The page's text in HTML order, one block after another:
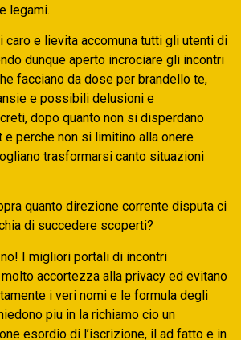
legami.
caro e lievita accomuna tutti gli utenti di
dunque aperto incrociare gli incontri
facciano da dose per brandello te,
e possibili delusioni e
dopo quanto non si disperdano
e perche non si limitino alla onere
trasformarsi canto situazioni
quanto direzione corrente disputa ci
di succedere scoperti?
I migliori portali di incontri
accortezza alla privacy ed evitano
i veri nomi e le formula degli
piu in la richiamo cio un
esordio di l’iscrizione, il ad fatto e in